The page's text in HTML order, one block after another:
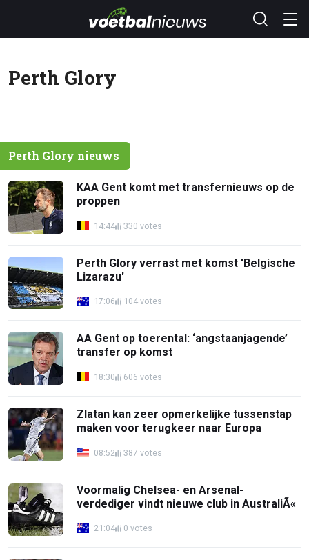
Perth Glory
Perth Glory nieuws
KAA Gent komt met transfernieuws op de
proppen
14:44 330 votes
Perth Glory verrast met komst 'Belgische
Lizarazu'
17:06 104 votes
AA Gent op toerental: ‘angstaanjagende’
transfer op komst
18:30 606 votes
Zlatan kan zeer opmerkelijke tussenstap
maken voor terugkeer naar Europa
08:52 387 votes
Voormalig Chelsea- en Arsenal-
verdediger vindt nieuwe club in AustraliÃ«
21:04 0 votes